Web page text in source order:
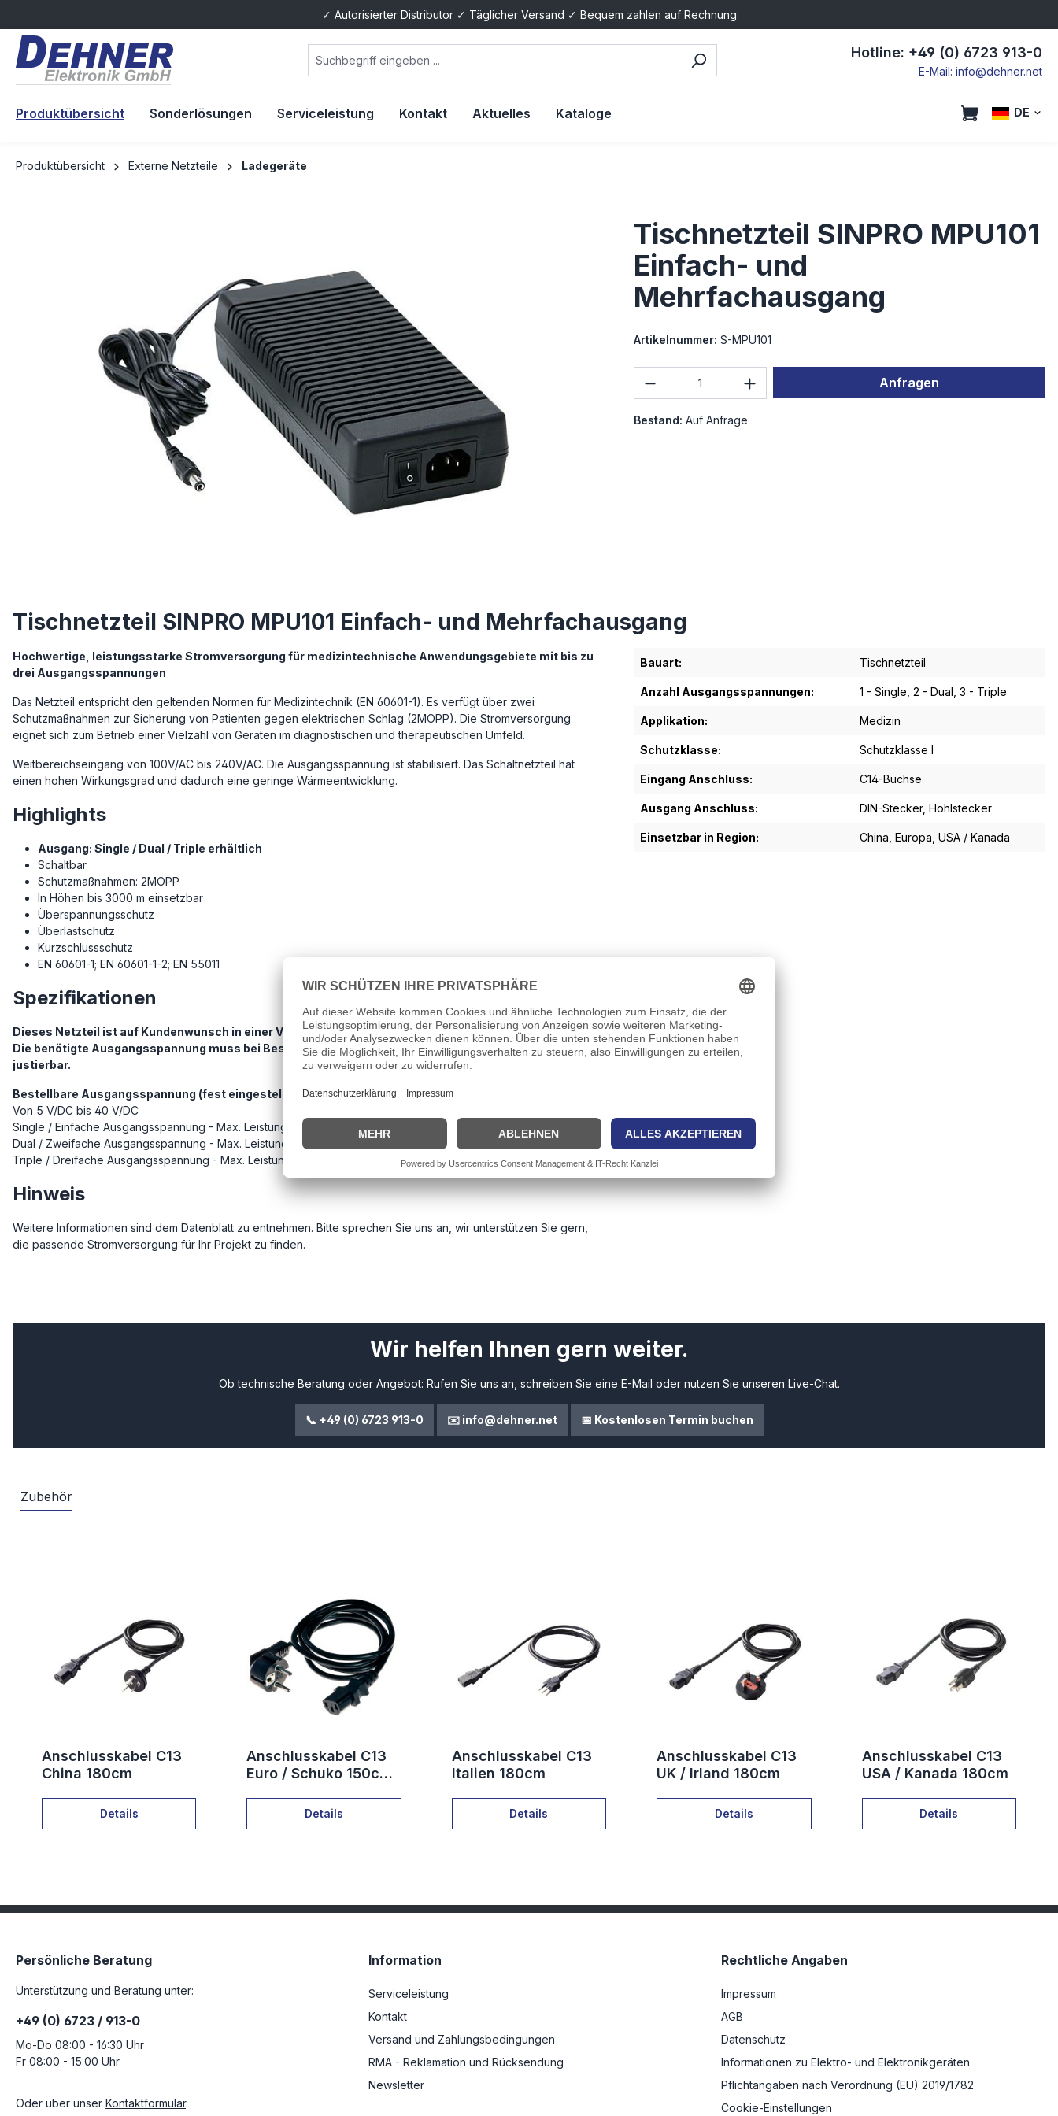
✓ Autorisierter Distributor ✓ Täglicher Versand ✓ Bequem zahlen auf Rechnung
Hotline: +49 (0) 6723 913-0
E-Mail: info@dehner.net
Produktübersicht Sonderlösungen Serviceleistung Kontakt Aktuelles Kataloge DE
Produktübersicht Externe Netzteile Ladegeräte
Tischnetzteil SINPRO MPU101
Einfach- und
Mehrfachausgang
Artikelnummer: S-MPU101
Produkt Anzahl: Gib den gewünschten Wert
Anfragen
Bestand: Auf Anfrage
Tischnetzteil SINPRO MPU101 Einfach- und Mehrfachausgang
Hochwertige, leistungsstarke Stromversorgung für medizintechnische Anwendungsgebiete mit bis zu
drei Ausgangsspannungen
Das Netzteil entspricht den geltenden Normen für Medizintechnik (EN 60601-1). Es verfügt über zwei
Schutzmaßnahmen zur Sicherung von Patienten gegen elektrischen Schlag (2MOPP). Die Stromversorgung
eignet sich zum Betrieb einer Vielzahl von Geräten im diagnostischen und therapeutischen Umfeld.
Weitbereichseingang von 100V/AC bis 240V/AC. Die Ausgangsspannung ist stabilisiert. Das Schaltnetzteil hat
einen hohen Wirkungsgrad und dadurch eine geringe Wärmeentwicklung.
Highlights
Ausgang: Single / Dual / Triple erhältlich
Schaltbar
Schutzmaßnahmen: 2MOPP
In Höhen bis 3000 m einsetzbar
Überspannungsschutz
Überlastschutz
Kurzschlussschutz
EN 60601-1; EN 60601-1-2; EN 55011
Spezifikationen
Dieses Netzteil ist auf Kundenwunsch in einer Vielzahl von Konfigurationen und Spannungen erhältlich.
Die benötigte Ausgangsspannung muss bei Bestellung angegeben werden und ist nicht nachträglich
justierbar.
Bestellbare Ausgangsspannung (fest eingestellt):
Von 5 V/DC bis 40 V/DC
Single / Einfache Ausgangsspannung - Max. Leistung: 70 W bis 100 W
Dual / Zweifache Ausgangsspannung - Max. Leistung: 69 W bis 74 W
Triple / Dreifache Ausgangsspannung - Max. Leistung: 74 W bis 80 W
Hinweis
Weitere Informationen sind dem Datenblatt zu entnehmen. Bitte sprechen Sie uns an, wir unterstützen Sie gern,
die passende Stromversorgung für Ihr Projekt zu finden.
Bauart: Tischnetzteil
Anzahl Ausgangsspannungen: 1 - Single , 2 - Dual , 3 - Triple
Applikation: Medizin
Schutzklasse: Schutzklasse I
Eingang Anschluss: C14-Buchse
Ausgang Anschluss: DIN-Stecker, Hohlstecker
Einsetzbar in Region: China , Europa , USA / Kanada
Wir helfen Ihnen gern weiter.
Ob technische Beratung oder Angebot: Rufen Sie uns an, schreiben Sie eine E-Mail oder nutzen Sie unseren Live-Chat.
📞 +49 (0) 6723 913-0 ✉️ info@dehner.net 📅 Kostenlosen Termin buchen
Zubehör
Anschlusskabel C13
China 180cm
Details
Anschlusskabel C13
Euro / Schuko 150cm
Details
Anschlusskabel C13
Italien 180cm
Details
Anschlusskabel C13
UK / Irland 180cm
Details
Anschlusskabel C13
USA / Kanada 180cm
Details
Persönliche Beratung
Unterstützung und Beratung unter:
+49 (0) 6723 / 913-0
Mo-Do 08:00 - 16:30 Uhr
Fr 08:00 - 15:00 Uhr
Oder über unser Kontaktformular.
Information
Serviceleistung
Kontakt
Versand und Zahlungsbedingungen
RMA - Reklamation und Rücksendung
Newsletter
Rechtliche Angaben
Impressum
AGB
Datenschutz
Informationen zu Elektro- und Elektronikgeräten
Pflichtangaben nach Verordnung (EU) 2019/1782
Cookie-Einstellungen